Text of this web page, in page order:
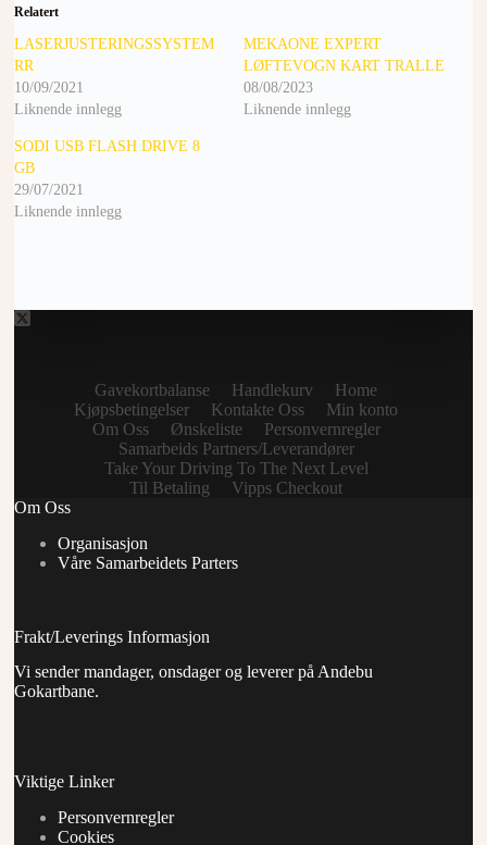
Relatert
LASERJUSTERINGSSYSTEM
RR
10/09/2021
Liknende innlegg
MEKAONE EXPERT
LØFTEVOGN KART TRALLE
08/08/2023
Liknende innlegg
SODI USB FLASH DRIVE 8
GB
29/07/2021
Liknende innlegg
Gavekortbalanse Handlekurv
Home
Kjøpsbetingelser
Kontakte Oss
Min konto
Om Oss
Ønskeliste
Personvernregler
Samarbeids Partners/Leverandører
Take Your Driving To The Next Level
Til Betaling
Vipps Checkout
Om Oss
Organisasjon
Våre Samarbeidets Parters
Frakt/Leverings Informasjon
Vi sender mandager, onsdager og leverer på Andebu
Gokartbane.
Viktige Linker
Personvernregler
Cookies